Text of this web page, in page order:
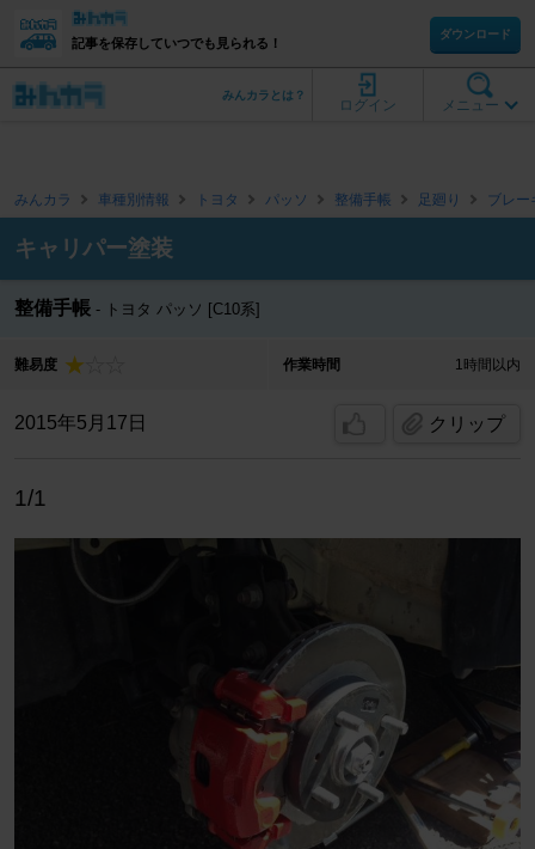
記事を保存していつでも見られる！
ダウンロード
メニュー
ログイン
みんカラとは？
みんカラ 車種別情報 トヨタ パッソ 整備手帳 足廻り ブレー
キャリパー塗装
整備手帳 トヨタ パッソ [C10系]
難易度 作業時間 1時間以内
2015年5月17日 クリップ
1/1